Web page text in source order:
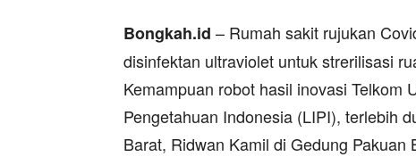
Bongkah.id – Rumah sakit rujukan
disinfektan ultraviolet untuk strerilisasi
Kemampuan robot hasil inovasi Telkom
Pengetahuan Indonesia (LIPI), terlebih
Barat, Ridwan Kamil di Gedung Pakuan